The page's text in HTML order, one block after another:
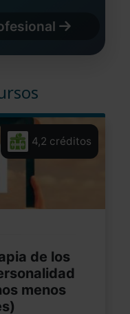
4,2 créditos
de los
menos